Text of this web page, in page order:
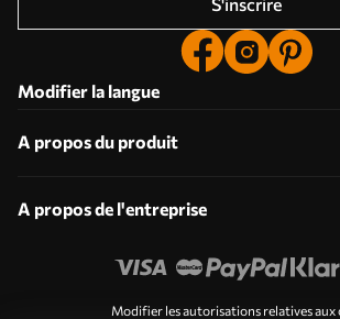
Modifier la langue
A propos du produit
A propos de l'entreprise
Modifier les autorisations relatives aux